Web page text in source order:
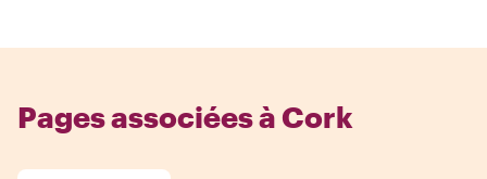
Pages associées à Cork